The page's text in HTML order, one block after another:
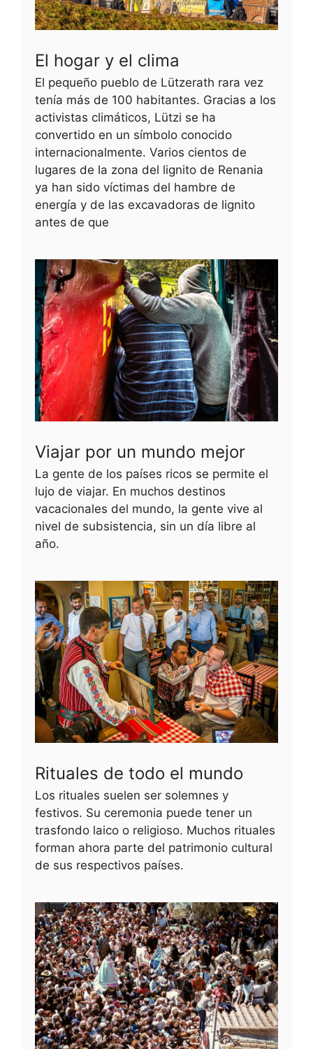
El hogar y el clima
El pequeño pueblo de Lützerath rara vez
tenía más de 100 habitantes. Gracias a los
activistas climáticos, Lützi se ha
convertido en un símbolo conocido
internacionalmente. Varios cientos de
lugares de la zona del lignito de Renania
ya han sido víctimas del hambre de
energía y de las excavadoras de lignito
antes de que
Viajar por un mundo mejor
La gente de los países ricos se permite el
lujo de viajar. En muchos destinos
vacacionales del mundo, la gente vive al
nivel de subsistencia, sin un día libre al
año.
Rituales de todo el mundo
Los rituales suelen ser solemnes y
festivos. Su ceremonia puede tener un
trasfondo laico o religioso. Muchos rituales
forman ahora parte del patrimonio cultural
de sus respectivos países.